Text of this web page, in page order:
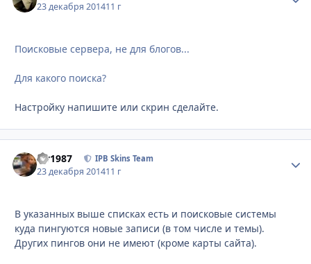
23 декабря 201411 г
Поисковые сервера, не для блогов...
Для какого поиска?
Настройку напишите или скрин сделайте.
siv1987 IPB Skins Team
23 декабря 201411 г
В указанных выше списках есть и поисковые системы
куда пингуются новые записи (в том числе и темы).
Других пингов они не имеют (кроме карты сайта).